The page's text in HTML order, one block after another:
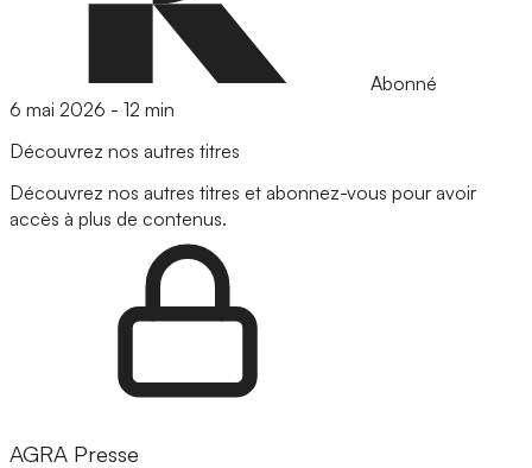
Abonné
6 mai 2026 - 12 min
Découvrez nos autres titres
Découvrez nos autres titres et abonnez-vous pour avoir
accès à plus de contenus.
AGRA Presse